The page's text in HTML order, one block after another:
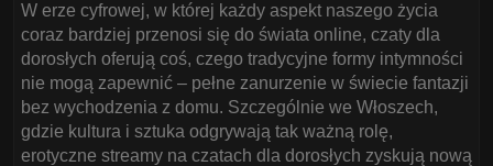
W erze cyfrowej, w której każdy aspekt naszego życia
coraz bardziej przenosi się do świata online, czaty dla
dorosłych oferują coś, czego tradycyjne formy intymności
nie mogą zapewnić – pełne zanurzenie w świecie fantazji
bez wychodzenia z domu. Szczególnie we Włoszech,
gdzie kultura i sztuka odgrywają tak ważną rolę,
erotyczne streamy na czatach dla dorosłych zyskują nową